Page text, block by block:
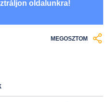
oldalunkra!
MEGOSZTOM